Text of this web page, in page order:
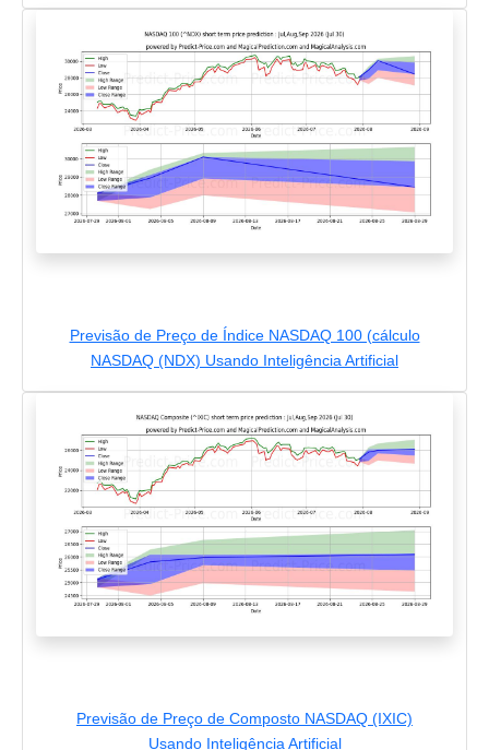
Previsão de Preço de Índice NASDAQ 100 (cálculo
NASDAQ (NDX) Usando Inteligência Artificial
Previsão de Preço de Composto NASDAQ (IXIC)
Usando Inteligência Artificial